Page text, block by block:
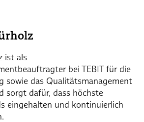
ist als
bei TEBIT für die
sowie das Qualitätsmanagement
sorgt dafür, dass höchste
eingehalten und kontinuierlich